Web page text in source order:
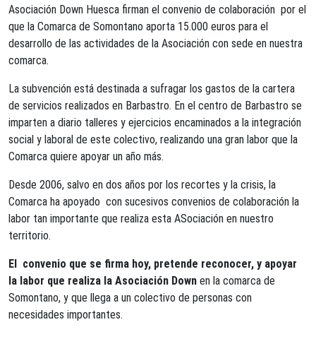
Asociación Down Huesca firman el convenio de colaboración por el
que la Comarca de Somontano aporta 15.000 euros para el
desarrollo de las actividades de la Asociación con sede en nuestra
comarca.
La subvención está destinada a sufragar los gastos de la cartera
de servicios realizados en Barbastro. En el centro de Barbastro se
imparten a diario talleres y ejercicios encaminados a la integración
social y laboral de este colectivo, realizando una gran labor que la
Comarca quiere apoyar un año más.
Desde 2006, salvo en dos años por los recortes y la crisis, la
Comarca ha apoyado con sucesivos convenios de colaboración la
labor tan importante que realiza esta ASociación en nuestro
territorio.
El convenio que se firma hoy, pretende reconocer, y apoyar
la labor que realiza la Asociación Down en la comarca de
Somontano, y que llega a un colectivo de personas con
necesidades importantes.